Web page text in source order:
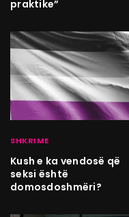
praktike”
SHKRIME
Kush e ka vendosë që
seksi është
domosdoshmëri?